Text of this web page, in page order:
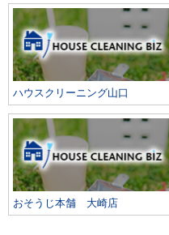
ハウスクリーニング山口
おそうじ本舗 大崎店